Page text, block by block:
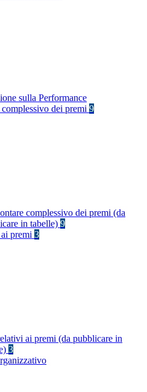
sulla Performance
dei premi 9
complessivo dei premi (da
in tabelle) 9
premi 3
ai premi (da pubblicare in
3